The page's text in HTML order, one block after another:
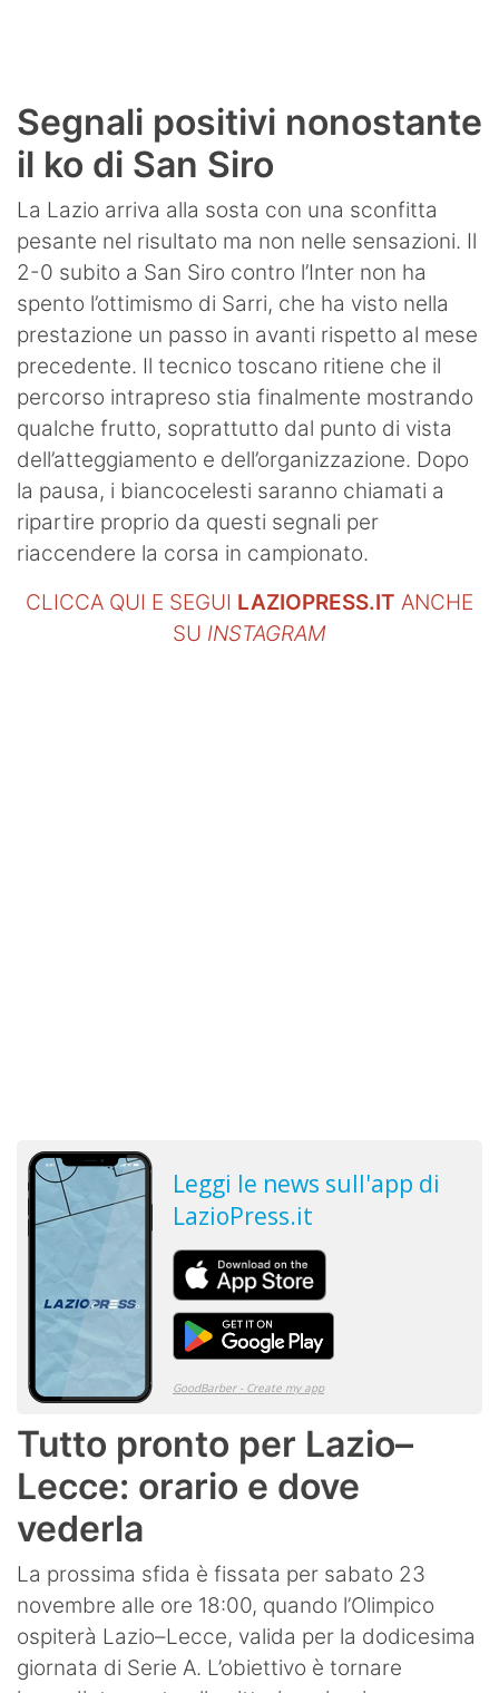
Segnali positivi nonostante
il ko di San Siro
La Lazio arriva alla sosta con una sconfitta
pesante nel risultato ma non nelle sensazioni. Il
2-0 subito a San Siro contro l’Inter non ha
spento l’ottimismo di Sarri, che ha visto nella
prestazione un passo in avanti rispetto al mese
precedente. Il tecnico toscano ritiene che il
percorso intrapreso stia finalmente mostrando
qualche frutto, soprattutto dal punto di vista
dell’atteggiamento e dell’organizzazione. Dopo
la pausa, i biancocelesti saranno chiamati a
ripartire proprio da questi segnali per
riaccendere la corsa in campionato.
CLICCA QUI E SEGUI LAZIOPRESS.IT ANCHE
SU INSTAGRAM
Tutto pronto per Lazio–
Lecce: orario e dove
vederla
La prossima sfida è fissata per sabato 23
novembre alle ore 18:00, quando l’Olimpico
ospiterà Lazio–Lecce, valida per la dodicesima
giornata di Serie A. L’obiettivo è tornare